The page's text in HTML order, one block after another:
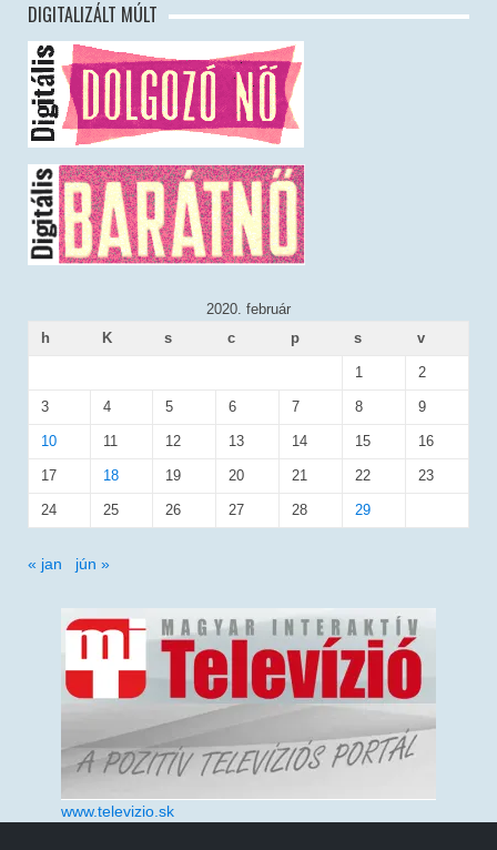
DIGITALIZÁLT MÚLT
2020. február
h
K s c p s v
1 2
3 4 5 6 7 8 9
10 11 12 13 14 15 16
17 18 19 20 21 22 23
24 25 26 27 28 29
« jan jún »
www.televizio.sk